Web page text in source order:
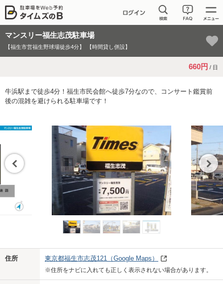
マンスリー福生志茂駐車場
【福生市営福生野球場徒歩4分】 【時間貸し併設】
660円 / 日
牛浜駅まで徒歩4分！福生市民会館へ徒歩7分なので、コンサート鑑賞前
後の混雑を避けられる駐車場です！
Previo
住所 東京都福生市志茂121 （Google Maps）
※住所をナビに入れても正しく表示されない場合があります。